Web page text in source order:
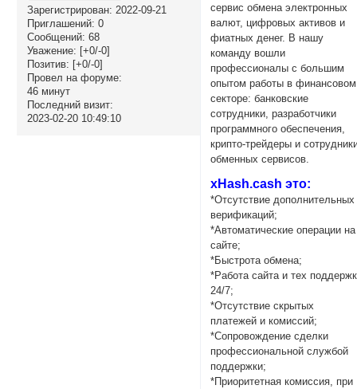
Зарегистрирован: 2022-09-21
Приглашений: 0
Сообщений: 68
Уважение: [+0/-0]
Позитив: [+0/-0]
Провел на форуме:
46 минут
Последний визит:
2023-02-20 10:49:10
сервис обмена электронных
валют, цифровых активов и
фиатных денег. В нашу
команду вошли
профессионалы с большим
опытом работы в финансовом
секторе: банковские
сотрудники, разработчики
программного обеспечения,
крипто-трейдеры и
обменных сервисов.
xHash.cash это:
*Отсутствие дополнительных
верификаций;
*Автоматические операции на
сайте;
*Быстрота обмена;
*Работа сайта и тех
24/7;
*Отсутствие скрытых
платежей и комиссий;
*Cопровождение сделки
профессиональной службой
поддержки;
*Приоритетная комиссия, при